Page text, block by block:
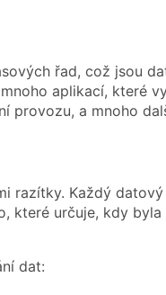
řad, což jsou
aplikací, které
provozu, a mnoho
razítky. Každý
které určuje, kdy byla
dat: